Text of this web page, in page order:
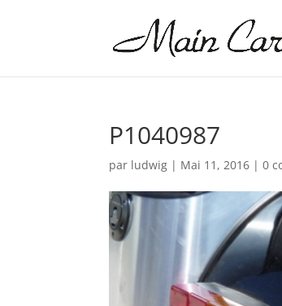
P1040987
par ludwig | Mai 11, 2016 |0